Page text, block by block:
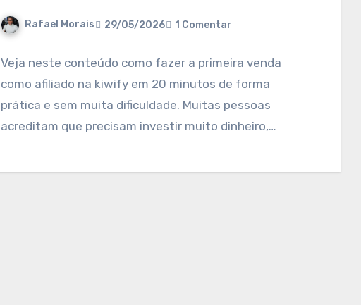
Rafael Morais 29/05/2026 1 Comentar
Veja neste conteúdo como fazer a primeira venda
como afiliado na kiwify em 20 minutos de forma
prática e sem muita dificuldade. Muitas pessoas
acreditam que precisam investir muito dinheiro,…